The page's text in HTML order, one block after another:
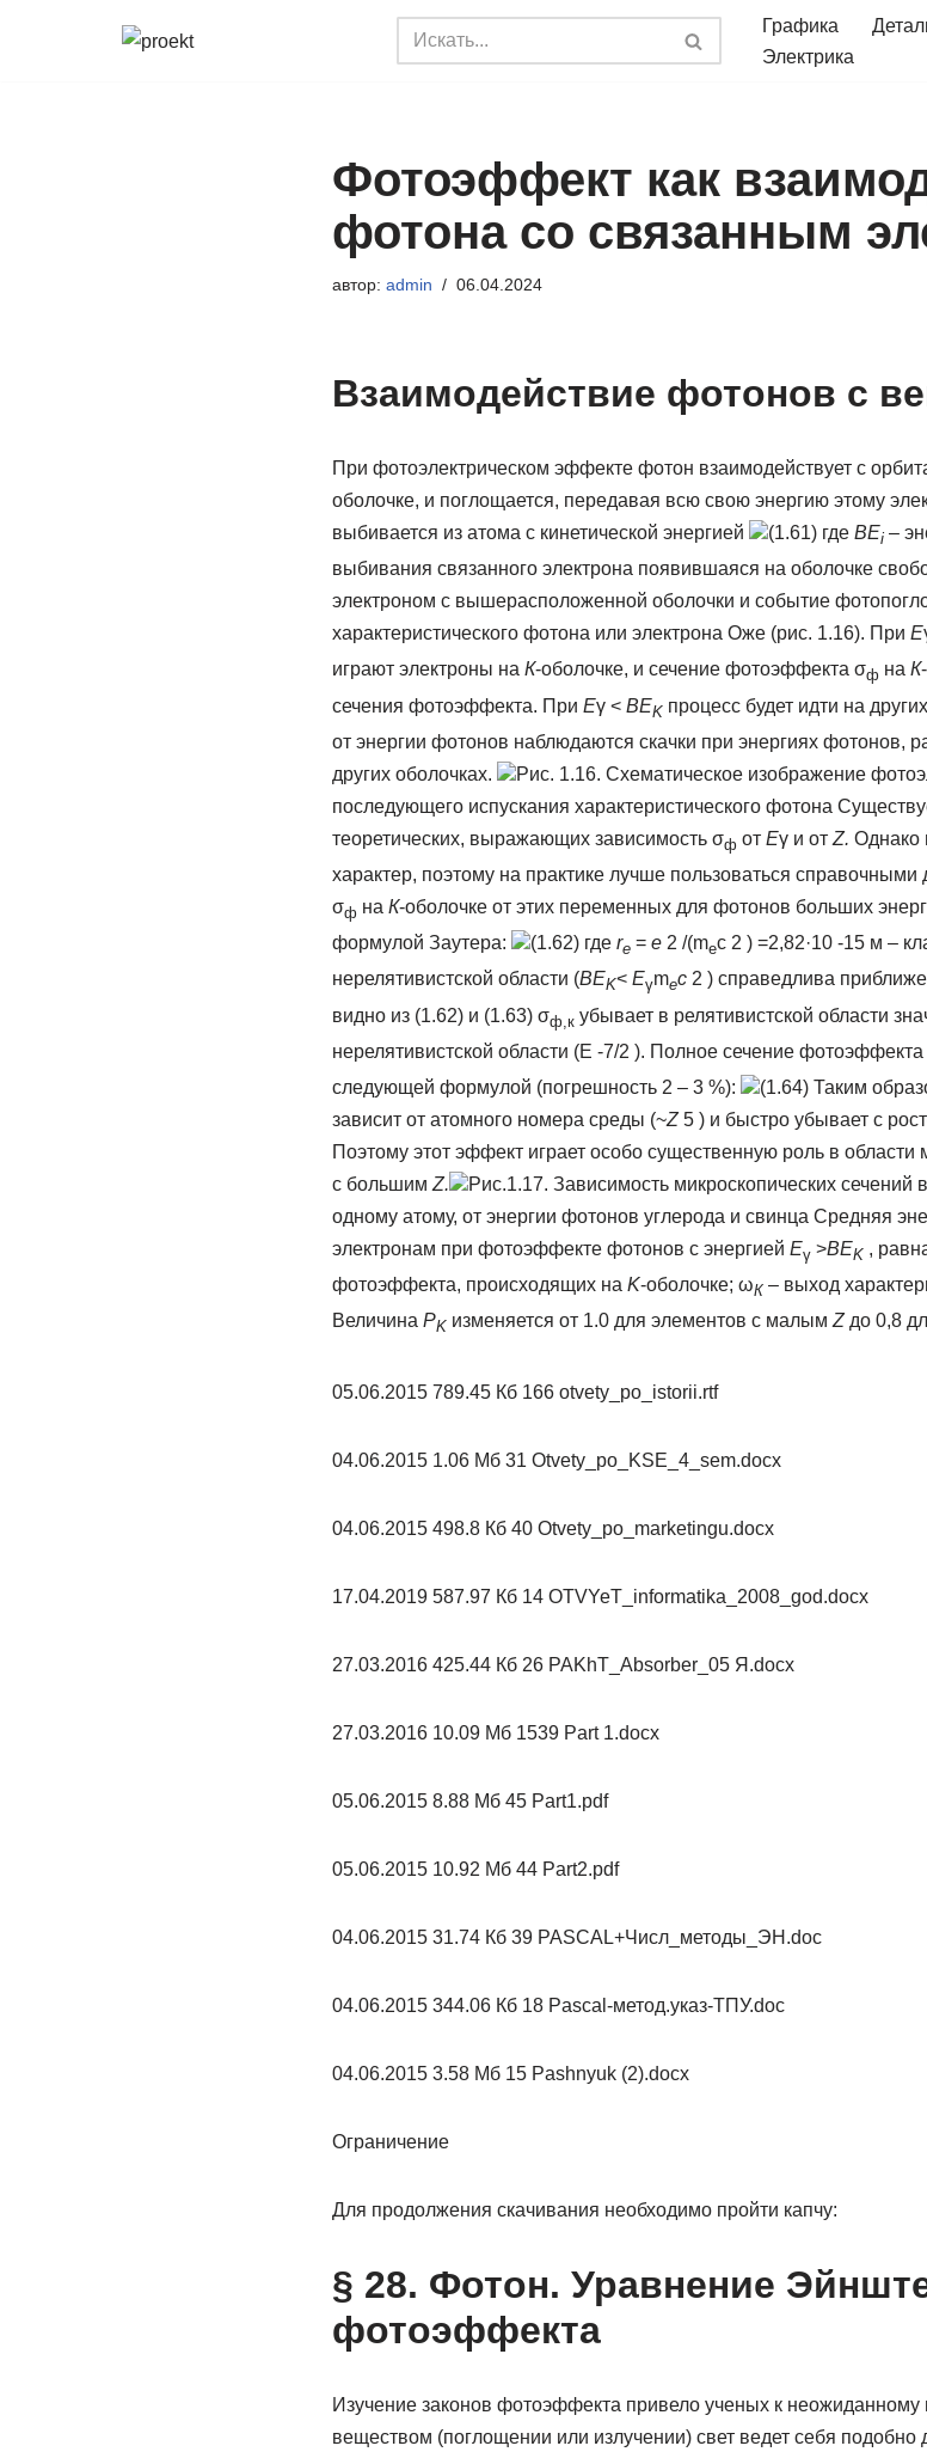
Графика
Электрика
Фотоэффект как
фотона со связанным
автор: admin 06.04.2024
Взаимодействие фотонов с
При фотоэлектрическом эффекте фотон взаимодействует с
оболочке, и поглощается, передавая всю свою энергию этому
выбивается из атома с кинетической энергией
(1.61) где BEi–
выбивания связанного электрона появившаяся на оболочке
электроном с вышерасположенной оболочки и событие
характеристического фотона или электрона Оже (рис. 1.16). При E
играют электроны на К-оболочке, и сечение фотоэффекта σф на К
сечения фотоэффекта. При Eγ < BEKпроцесс будет идти на
от энергии фотонов наблюдаются скачки при энергиях фотонов,
других оболочках.
Рис. 1.16. Схематическое изображение
последующего испускания характеристического фотона
теоретических, выражающих зависимость σф от Eγ и от Z. Однако
характер, поэтому на практике лучше пользоваться
σф на К-оболочке от этих переменных для фотонов больших
формулой Заутера:
(1.62) где re= e2 /(mec 2 ) =2,82·10 -15 м –
нерелятивистской области (BEK< Eγmec2 ) справедлива
видно из (1.62) и (1.63) σф,кубывает в релятивистской области
нерелятивистской области (E -7/2 ). Полное сечение фотоэффекта
следующей формулой (погрешность 2 – 3 %):
(1.64) Таким
зависит от атомного номера среды (~Z5 ) и быстро убывает с
Поэтому этот эффект играет особо существенную роль в
с большим Z.
Рис.1.17. Зависимость микроскопических сечений
одному атому, от энергии фотонов углерода и свинца Средняя
электронам при фотоэффекте фотонов с энергией Eγ>BEK,
фотоэффекта, происходящих на K-оболочке; ωК– выход
Величина PKизменяется от 1.0 для элементов с малым Zдо 0,8
05.06.2015 789.45 Кб 166 otvety_po_istorii.rtf
04.06.2015 1.06 Mб 31 Otvety_po_KSE_4_sem.docx
04.06.2015 498.8 Кб 40 Otvety_po_marketingu.docx
17.04.2019 587.97 Кб 14 OTVYeT_informatika_2008_god.docx
27.03.2016 425.44 Кб 26 PAKhT_Absorber_05 Я.docx
27.03.2016 10.09 Mб 1539 Part 1.docx
05.06.2015 8.88 Mб 45 Part1.pdf
05.06.2015 10.92 Mб 44 Part2.pdf
04.06.2015 31.74 Кб 39 PASCAL+Числ_методы_ЭН.doc
04.06.2015 344.06 Кб 18 Pascal-метод.указ-ТПУ.doc
04.06.2015 3.58 Mб 15 Pashnyuk (2).docx
Ограничение
Для продолжения скачивания необходимо пройти капчу:
§ 28. Фотон. Уравнение
фотоэффекта
Изучение законов фотоэффекта привело ученых к
веществом (поглощении или излучении) свет ведет себя